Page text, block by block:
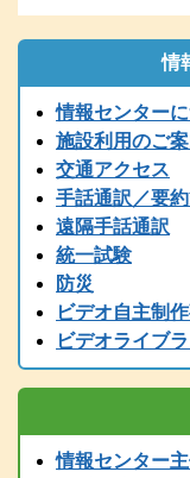
2026.01.06
1/6（火）9：00時点
は、兵庫県こどもの
2025.12.26
〔年末年始の休館に
す。１２/２８～１/
2025.12.24
令和７年度 手話通
載しました。
2025.11.01
2025（R7）年度全国
した
2025.08.01
2025（令和7）年度
た。
2025（令和7）年度
（金）掲載予定です
情
情報センター
施設利用のご
交通アクセス
手話通訳／要
遠隔手話通訳
統一試験
防災
ビデオ自主制
ビデオライブ
情報センター